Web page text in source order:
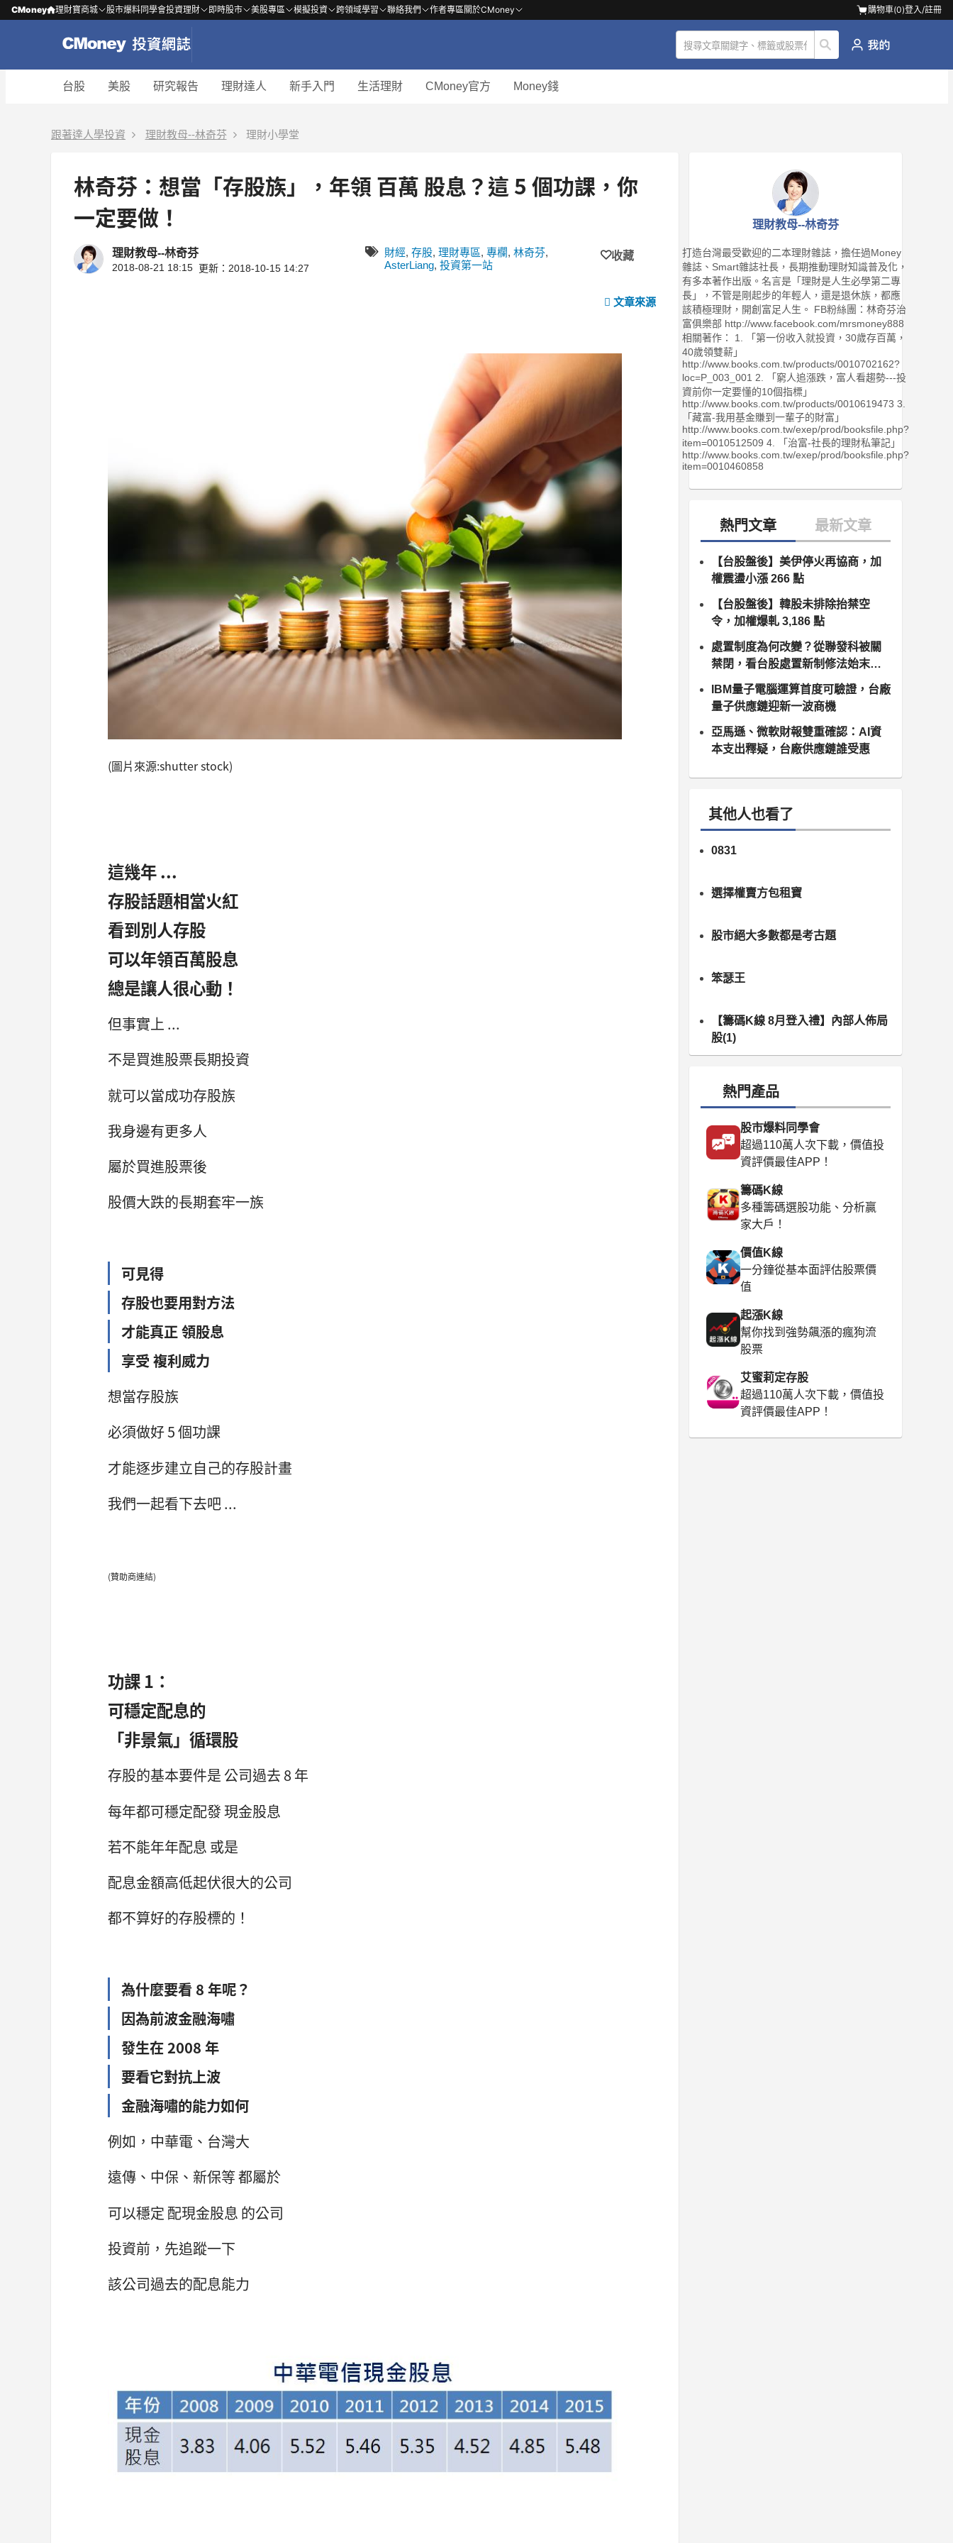
CMoney 理財寶商城 股市爆料同學會投資理財 即時股市 美股專區 模擬投資 跨領域學習 聯絡我們 作者專區關於CMoney 購物車(0)登入/註冊
台股 美股 研究報告 理財達人 新手入門 生活理財 CMoney官方 Money錢
跟著達人學投資 理財教母--林奇芬 理財小學堂
林奇芬：想當「存股族」，年領 百萬 股息？這 5 個功課，你
一定要做！
理財教母--林奇芬
2018-08-21 18:15 更新：2018-10-15 14:27
財經, 存股, 理財專區, 專欄, 林奇芬,
AsterLiang, 投資第一站
收藏
文章來源
(圖片來源:shutter stock)
這幾年 ...
存股話題相當火紅
看到別人存股
可以年領百萬股息
總是讓人很心動！
但事實上 ...
不是買進股票長期投資
就可以當成功存股族
我身邊有更多人
屬於買進股票後
股價大跌的長期套牢一族
可見得
存股也要用對方法
才能真正 領股息
享受 複利威力
想當存股族
必須做好 5 個功課
才能逐步建立自己的存股計畫
我們一起看下去吧 ...
(贊助商連結)
功課 1：
可穩定配息的
「非景氣」循環股
存股的基本要件是 公司過去 8 年
每年都可穩定配發 現金股息
若不能年年配息 或是
配息金額高低起伏很大的公司
都不算好的存股標的！
為什麼要看 8 年呢？
因為前波金融海嘯
發生在 2008 年
要看它對抗上波
金融海嘯的能力如何
例如，中華電、台灣大
遠傳、中保、新保等 都屬於
可以穩定 配現金股息 的公司
投資前，先追蹤一下
該公司過去的配息能力
理財教母--林奇芬
打造台灣最受歡迎的二本理財雜誌，擔任過Money
雜誌、Smart雜誌社長，長期推動理財知識普及化，
有多本著作出版。名言是「理財是人生必學第二專
長」，不管是剛起步的年輕人，還是退休族，都應
該積極理財，開創富足人生。 FB粉絲團：林奇芬治
富俱樂部 http://www.facebook.com/mrsmoney888
相關著作： 1. 「第一份收入就投資，30歲存百萬，
40歲領雙薪」
http://www.books.com.tw/products/0010702162?
loc=P_003_001 2. 「窮人追漲跌，富人看趨勢---投
資前你一定要懂的10個指標」
http://www.books.com.tw/products/0010619473 3.
「藏富-我用基金賺到一輩子的財富」
http://www.books.com.tw/exep/prod/booksfile.php?
item=0010512509 4. 「治富-社長的理財私筆記」
http://www.books.com.tw/exep/prod/booksfile.php?
item=0010460858
【台股盤後】美伊停火再協商，加
權震盪小漲 266 點
【台股盤後】韓股未排除抬禁空
令，加權爆軋 3,186 點
處置制度為何改變？從聯發科被關
禁閉，看台股處置新制修法始末（8
月10日正式上路）
IBM量子電腦運算首度可驗證，台廠
量子供應鏈迎新一波商機
亞馬遜、微軟財報雙重確認：AI資
本支出釋疑，台廠供應鏈誰受惠
其他人也看了
0831
選擇權賣方包租寶
股市絕大多數都是考古題
笨瑟王
【籌碼K線 8月登入禮】內部人佈局
股(1)
熱門產品
股市爆料同學會
超過110萬人次下載，價值投
資評價最佳APP！
籌碼K線
多種籌碼選股功能、分析贏
家大戶！
價值K線
一分鐘從基本面評估股票價
值
起漲K線
幫你找到強勢飆漲的瘋狗流
股票
艾蜜莉定存股
超過110萬人次下載，價值投
資評價最佳APP！